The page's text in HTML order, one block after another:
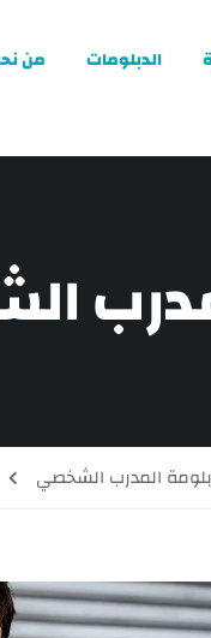
الدبلومات من
المدرب الشخصي